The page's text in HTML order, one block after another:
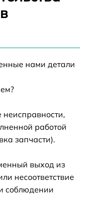
нами детали
работой
запчасти).
выход из
несоответствие
соблюдении